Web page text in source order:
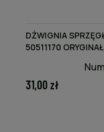
DŹWIGNIA
50511170
31,00 zł